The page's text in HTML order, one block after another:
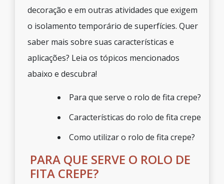
decoração e em outras atividades que exigem
o isolamento temporário de superfícies. Quer
saber mais sobre suas características e
aplicações? Leia os tópicos mencionados
abaixo e descubra!
Para que serve o rolo de fita crepe?
Características do rolo de fita crepe
Como utilizar o rolo de fita crepe?
PARA QUE SERVE O ROLO DE
FITA CREPE?